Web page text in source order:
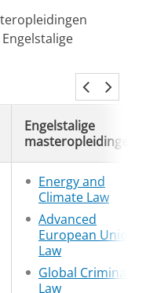
Engelstalige
masteropleidingen
Energy and
Climate Law
Advanced
European Union
Law
Global Criminal
Law